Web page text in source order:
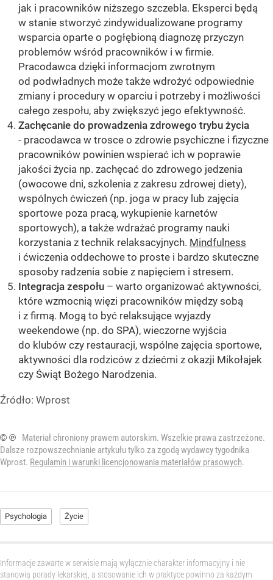
jak i pracowników niższego szczebla. Eksperci będą
w stanie stworzyć zindywidualizowane programy
wsparcia oparte o pogłębioną diagnozę przyczyn
problemów wśród pracowników i w firmie.
Pracodawca dzięki informacjom zwrotnym
od podwładnych może także wdrożyć odpowiednie
zmiany i procedury w oparciu i potrzeby i możliwości
całego zespołu, aby zwiększyć jego efektywność.
Zachęcanie do prowadzenia zdrowego trybu życia
- pracodawca w trosce o zdrowie psychiczne i fizyczne
pracowników powinien wspierać ich w poprawie
jakości życia np. zachęcać do zdrowego jedzenia
(owocowe dni, szkolenia z zakresu zdrowej diety),
wspólnych ćwiczeń (np. joga w pracy lub zajęcia
sportowe poza pracą, wykupienie karnetów
sportowych), a także wdrażać programy nauki
korzystania z technik relaksacyjnych. Mindfulness
i ćwiczenia oddechowe to proste i bardzo skuteczne
sposoby radzenia sobie z napięciem i stresem.
Integracja zespołu – warto organizować aktywności,
które wzmocnią więzi pracowników między sobą
i z firmą. Mogą to być relaksujące wyjazdy
weekendowe (np. do SPA), wieczorne wyjścia
do klubów czy restauracji, wspólne zajęcia sportowe,
aktywności dla rodziców z dziećmi z okazji Mikołajek
czy Świąt Bożego Narodzenia.
Źródło: Wprost
© ℗
Materiał chroniony prawem autorskim. Wszelkie prawa zastrzeżone.
Dalsze rozpowszechnianie artykułu tylko za zgodą wydawcy tygodnika
Wprost. Regulamin i warunki licencjonowania materiałów prasowych.
Psychologia Życie
Informacje zawarte w serwisie mają wyłącznie charakter informacyjny i nie
stanowią porady lekarskiej, a stosowanie ich w praktyce powinno za każdym